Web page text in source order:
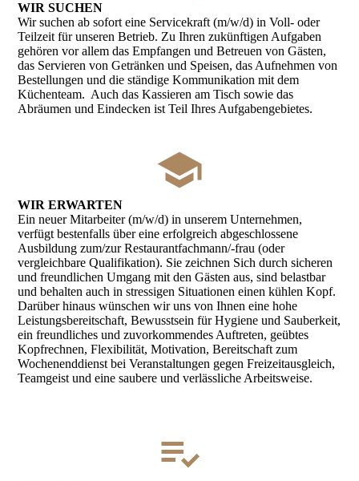
WIR SUCHEN
Wir suchen ab sofort eine Servicekraft (m/w/d) in Voll- oder
Teilzeit für unseren Betrieb. Zu Ihren zukünftigen Aufgaben
gehören vor allem das Empfangen und Betreuen von Gästen,
das Servieren von Getränken und Speisen, das Aufnehmen von
Bestellungen und die ständige Kommunikation mit dem
Küchenteam. Auch das Kassieren am Tisch sowie das
Abräumen und Eindecken ist Teil Ihres Aufgabengebietes.
WIR ERWARTEN
Ein neuer Mitarbeiter (m/w/d) in unserem Unternehmen,
verfügt bestenfalls über eine erfolgreich abgeschlossene
Ausbildung zum/zur Restaurant­fach­mann/-frau (oder
vergleichbare Qualifikation). Sie zeichnen Sich durch sicheren
und freundlichen Umgang mit den Gästen aus, sind belastbar
und behalten auch in stressigen Situationen einen kühlen Kopf.
Darüber hinaus wünschen wir uns von Ihnen eine hohe
Leistungsbereitschaft, Bewusstsein für Hygiene und Sauberkeit,
ein freundliches und zuvorkommendes Auf­tre­ten, geübtes
Kopfrechnen, Flexibilität, Motivation, Bereitschaft zum
Wochen­enddienst bei Veranstaltungen gegen Freizeitausgleich,
Teamgeist und eine saubere und verlässliche Arbeitsweise.